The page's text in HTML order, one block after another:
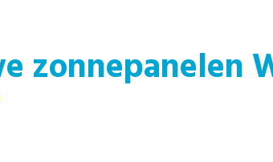
zonnepanelen